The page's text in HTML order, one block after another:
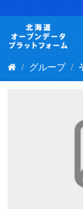
キ
グループ